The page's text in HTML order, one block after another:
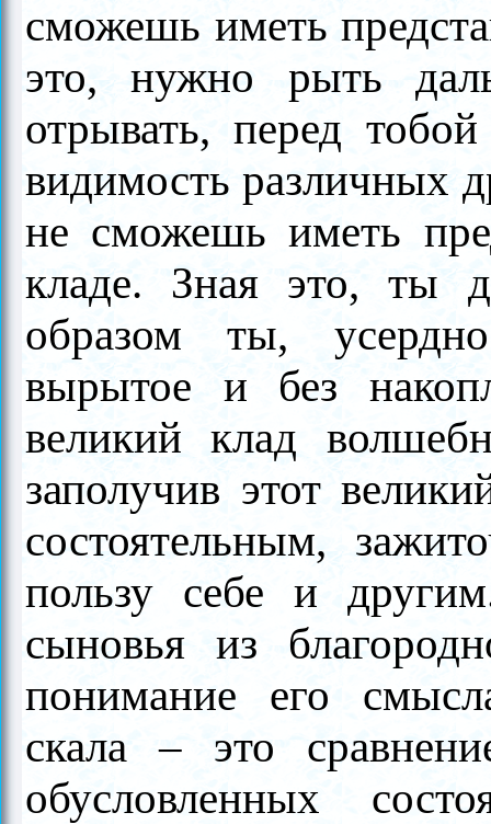
сможешь иметь
это, нужно рыть
отрывать, перед
видимость различных
не сможешь иметь
кладе. Зная это, ты
образом ты,
вырытое и без
великий клад
заполучив этот
состоятельным,
пользу себе и
сыновья из
понимание его
скала – это
обусловленных